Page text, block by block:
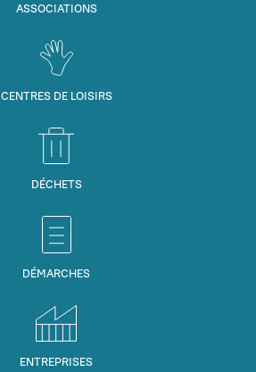
ASSOCIATIONS
CENTRES DE LOISIRS
DÉCHETS
DÉMARCHES
ENTREPRISES